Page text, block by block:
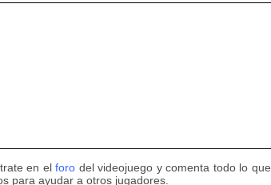
en elforo del videojuego y comenta todo lo que
para ayudar a otros jugadores.